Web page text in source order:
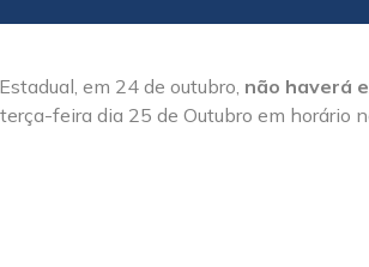
em 24 de outubro, não haverá
feira dia 25 de Outubro em horário